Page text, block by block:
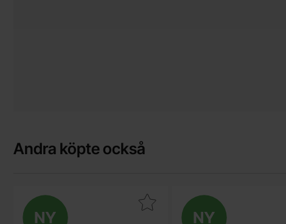
Andra köpte också
Ny Makera pCB testpunkt 2.54mm svart som favorit
Ny Makera pCB